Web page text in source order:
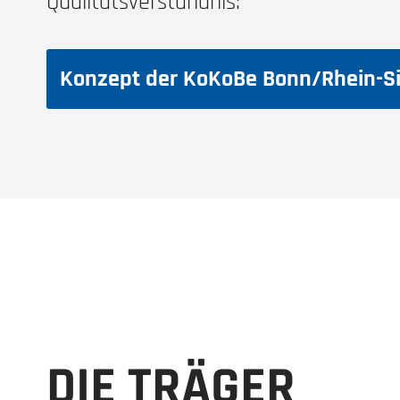
Konzept der KoKoBe Bonn/Rhein-